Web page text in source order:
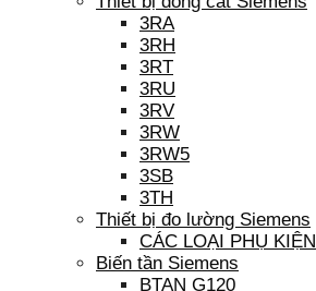
3RA
3RH
3RT
3RU
3RV
3RW
3RW5
3SB
3TH
Thiết bị đo lường Siemens
CÁC LOẠI PHỤ KIỆN
Biến tần Siemens
BTAN G120